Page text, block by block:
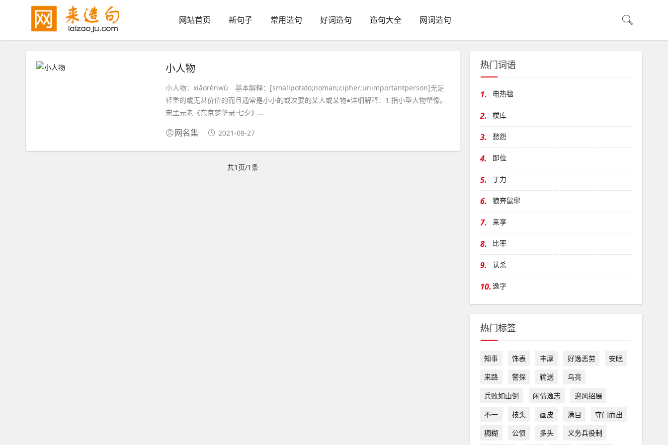
网站首页 新句子 常用造句 好词造句 造句大全 网词造句
小人物
小人物：xiǎorénwù 基本解释：[smallpotato;noman;cipher;unimportantperson]无足
轻重的或无甚价值的而且通常是小小的或次要的某人或某物●详细解释：1.指小型人物塑像。
宋孟元老《东京梦华录·七夕》...
网名集 2021-08-27
共1页/1条
热门词语
1. 电热毯
2. 楼库
3. 愁怨
4. 即位
5. 丁力
6. 狼奔鼠窜
7. 来享
8. 比率
9. 认杀
10. 逸字
热门标签
知事 饰表 丰厚 好逸恶劳
安眠
来路
警探 输送
乌亮
兵败如山倒
闲情逸志
迎风招展
不一
枝头 画皮 满目
夺门而出
稠糊
公愤 多头 义务兵役制